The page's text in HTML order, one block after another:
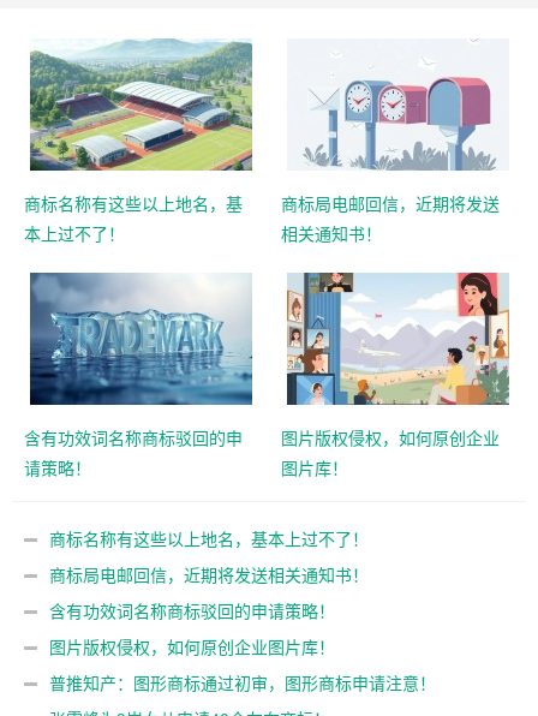
商标名称有这些以上地名，基
本上过不了！
商标局电邮回信，近期将发送
相关通知书！
含有功效词名称商标驳回的申
请策略！
图片版权侵权，如何原创企业
图片库！
商标名称有这些以上地名，基本上过不了！
商标局电邮回信，近期将发送相关通知书！
含有功效词名称商标驳回的申请策略！
图片版权侵权，如何原创企业图片库！
普推知产：图形商标通过初审，图形商标申请注意！